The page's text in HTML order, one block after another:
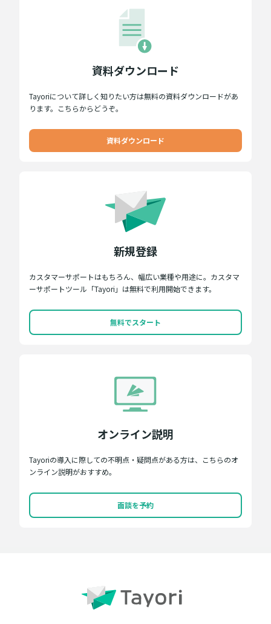
資料ダウンロード
Tayoriについて詳しく知りたい方は無料の資料ダウンロードがあ
ります。こちらからどうぞ。
資料ダウンロード
新規登録
カスタマーサポートはもちろん、幅広い業種や用途に。カスタマ
ーサポートツール「Tayori」は無料で利用開始できます。
無料でスタート
オンライン説明
Tayoriの導入に際しての不明点・疑問点がある方は、こちらのオ
ンライン説明がおすすめ。
面談を予約